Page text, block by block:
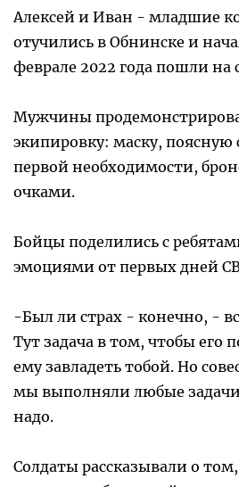
Алексей и Иван - младшие
отучились в Обнинске и
феврале 2022 года пошли на
Мужчины
экипировку: маску,
первой необходимости,
очками.
Бойцы поделились с
эмоциями от первых дней
-Был ли страх - конечно, -
Тут задача в том, чтобы его
ему завладеть тобой. Но
мы выполняли любые
надо.
Солдаты рассказывали о